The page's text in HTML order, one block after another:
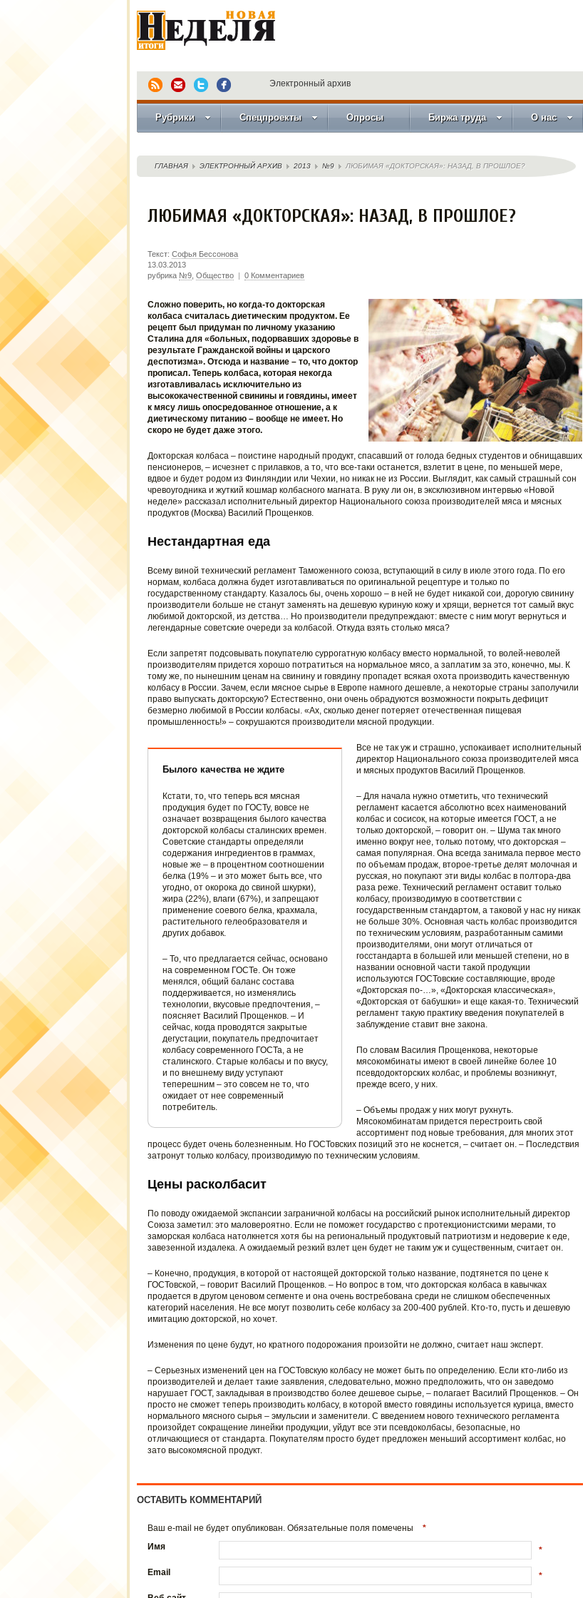
Электронный архив
Рубрики Спецпроекты Опросы Биржа труда О нас
ГЛАВНАЯ ЭЛЕКТРОННЫЙ АРХИВ 2013 №9 ЛЮБИМАЯ «ДОКТОРСКАЯ»: НАЗАД, В ПРОШЛОЕ?
ЛЮБИМАЯ «ДОКТОРСКАЯ»: НАЗАД, В ПРОШЛОЕ?
Текст: Софья Бессонова
13.03.2013
рубрика №9, Общество | 0 Комментариев
Сложно поверить, но когда-то докторская
колбаса считалась диетическим продуктом. Ее
рецепт был придуман по личному указанию
Сталина для «больных, подорвавших здоровье в
результате Гражданской войны и царского
деспотизма». Отсюда и название – то, что доктор
прописал. Теперь колбаса, которая некогда
изготавливалась исключительно из
высококачественной свинины и говядины, имеет
к мясу лишь опосредованное отношение, а к
диетическому питанию – вообще не имеет. Но
скоро не будет даже этого.
Докторская колбаса – поистине народный продукт, спасавший от голода бедных студентов и обнищавших
пенсионеров, – исчезнет с прилавков, а то, что все-таки останется, взлетит в цене, по меньшей мере,
вдвое и будет родом из Финляндии или Чехии, но никак не из России. Выглядит, как самый страшный сон
чревоугодника и жуткий кошмар колбасного магната. В руку ли он, в эксклюзивном интервью «Новой
неделе» рассказал исполнительный директор Национального союза производителей мяса и мясных
продуктов (Москва) Василий Прощенков.
Нестандартная еда
Всему виной технический регламент Таможенного союза, вступающий в силу в июле этого года. По его
нормам, колбаса должна будет изготавливаться по оригинальной рецептуре и только по
государственному стандарту. Казалось бы, очень хорошо – в ней не будет никакой сои, дорогую свинину
производители больше не станут заменять на дешевую куриную кожу и хрящи, вернется тот самый вкус
любимой докторской, из детства… Но производители предупреждают: вместе с ним могут вернуться и
легендарные советские очереди за колбасой. Откуда взять столько мяса?
Если запретят подсовывать покупателю суррогатную колбасу вместо нормальной, то волей-неволей
производителям придется хорошо потратиться на нормальное мясо, а заплатим за это, конечно, мы. К
тому же, по нынешним ценам на свинину и говядину пропадет всякая охота производить качественную
колбасу в России. Зачем, если мясное сырье в Европе намного дешевле, а некоторые страны заполучили
право выпускать докторскую? Естественно, они очень обрадуются возможности покрыть дефицит
безмерно любимой в России колбасы. «Ах, сколько денег потеряет отечественная пищевая
промышленность!» – сокрушаются производители мясной продукции.
Былого качества не ждите
Кстати, то, что теперь вся мясная
продукция будет по ГОСТу, вовсе не
означает возвращения былого качества
докторской колбасы сталинских времен.
Советские стандарты определяли
содержания ингредиентов в граммах,
новые же – в процентном соотношении
белка (19% – и это может быть все, что
угодно, от окорока до свиной шкурки),
жира (22%), влаги (67%), и запрещают
применение соевого белка, крахмала,
растительного гелеобразователя и
других добавок.
– То, что предлагается сейчас, основано
на современном ГОСТе. Он тоже
менялся, общий баланс состава
поддерживается, но изменялись
технологии, вкусовые предпочтения, –
поясняет Василий Прощенков. – И
сейчас, когда проводятся закрытые
дегустации, покупатель предпочитает
колбасу современного ГОСТа, а не
сталинского. Старые колбасы и по вкусу,
и по внешнему виду уступают
теперешним – это совсем не то, что
ожидает от нее современный
потребитель.
Все не так уж и страшно, успокаивает исполнительный
директор Национального союза производителей мяса
и мясных продуктов Василий Прощенков.
– Для начала нужно отметить, что технический
регламент касается абсолютно всех наименований
колбас и сосисок, на которые имеется ГОСТ, а не
только докторской, – говорит он. – Шума так много
именно вокруг нее, только потому, что докторская –
самая популярная. Она всегда занимала первое место
по объемам продаж, второе-третье делят молочная и
русская, но покупают эти виды колбас в полтора-два
раза реже. Технический регламент оставит только
колбасу, производимую в соответствии с
государственным стандартом, а таковой у нас ну никак
не больше 30%. Основная часть колбас производится
по техническим условиям, разработанным самими
производителями, они могут отличаться от
госстандарта в большей или меньшей степени, но в
названии основной части такой продукции
используются ГОСТовские составляющие, вроде
«Докторская по-…», «Докторская классическая»,
«Докторская от бабушки» и еще какая-то. Технический
регламент такую практику введения покупателей в
заблуждение ставит вне закона.
По словам Василия Прощенкова, некоторые
мясокомбинаты имеют в своей линейке более 10
псевдодокторских колбас, и проблемы возникнут,
прежде всего, у них.
– Объемы продаж у них могут рухнуть.
Мясокомбинатам придется перестроить свой
ассортимент под новые требования, для многих этот
процесс будет очень болезненным. Но ГОСТовских позиций это не коснется, – считает он. – Последствия
затронут только колбасу, производимую по техническим условиям.
Цены расколбасит
По поводу ожидаемой экспансии заграничной колбасы на российский рынок исполнительный директор
Союза заметил: это маловероятно. Если не поможет государство с протекционистскими мерами, то
заморская колбаса натолкнется хотя бы на региональный продуктовый патриотизм и недоверие к еде,
завезенной издалека. А ожидаемый резкий взлет цен будет не таким уж и существенным, считает он.
– Конечно, продукция, в которой от настоящей докторской только название, подтянется по цене к
ГОСТовской, – говорит Василий Прощенков. – Но вопрос в том, что докторская колбаса в кавычках
продается в другом ценовом сегменте и она очень востребована среди не слишком обеспеченных
категорий населения. Не все могут позволить себе колбасу за 200-400 рублей. Кто-то, пусть и дешевую
имитацию докторской, но хочет.
Изменения по цене будут, но кратного подорожания произойти не должно, считает наш эксперт.
– Серьезных изменений цен на ГОСТовскую колбасу не может быть по определению. Если кто-либо из
производителей и делает такие заявления, следовательно, можно предположить, что он заведомо
нарушает ГОСТ, закладывая в производство более дешевое сырье, – полагает Василий Прощенков. – Он
просто не сможет теперь производить колбасу, в которой вместо говядины используется курица, вместо
нормального мясного сырья – эмульсии и заменители. С введением нового технического регламента
произойдет сокращение линейки продукции, уйдут все эти псевдоколбасы, безопасные, но
отличающиеся от стандарта. Покупателям просто будет предложен меньший ассортимент колбас, но
зато высокомясной продукт.
ОСТАВИТЬ КОММЕНТАРИЙ
Ваш e-mail не будет опубликован. Обязательные поля помечены
*
Имя
*
Email *